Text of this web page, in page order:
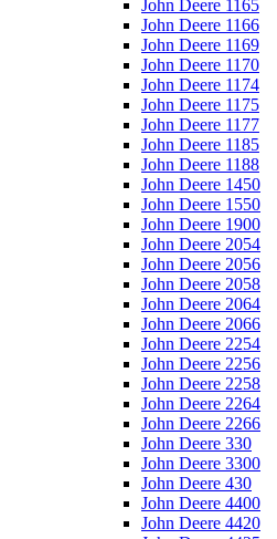
John Deere 1165
John Deere 1166
John Deere 1169
John Deere 1170
John Deere 1174
John Deere 1175
John Deere 1177
John Deere 1185
John Deere 1188
John Deere 1450
John Deere 1550
John Deere 1900
John Deere 2054
John Deere 2056
John Deere 2058
John Deere 2064
John Deere 2066
John Deere 2254
John Deere 2256
John Deere 2258
John Deere 2264
John Deere 2266
John Deere 330
John Deere 3300
John Deere 430
John Deere 4400
John Deere 4420